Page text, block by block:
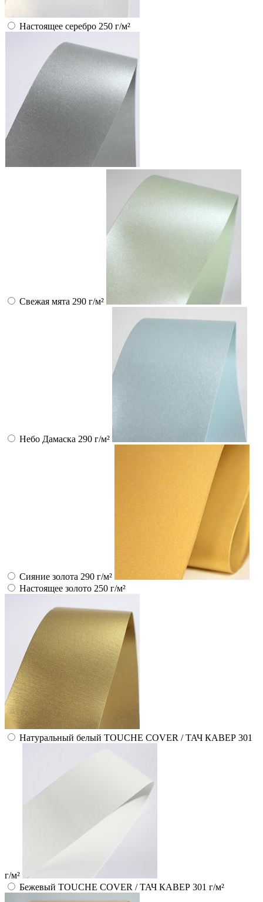
Настоящее серебро 250 г/м²
Свежая мята 290 г/м²
Небо Дамаска 290 г/м²
Сияние золота 290 г/м²
Настоящее золото 250 г/м²
Натуральный белый TOUCHE COVER / ТАЧ КАВЕР 301
г/м²
Бежевый TOUCHE COVER / ТАЧ КАВЕР 301 г/м²